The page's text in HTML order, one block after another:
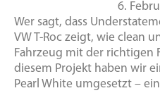
6.
Wer sagt, dass
VW T-Roc zeigt, wie clean
Fahrzeug mit der richtigen
diesem Projekt haben wir
Pearl White umgesetzt –